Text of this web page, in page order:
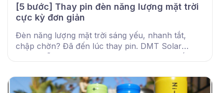
[5 bước] Thay pin đèn năng lượng mặt trời
cực kỳ đơn giản
Đèn năng lượng mặt trời sáng yếu, nhanh tắt,
chập chờn? Đã đến lúc thay pin. DMT Solar
hướng dẫn cách thay pin tại nhà đơn giản, tiết